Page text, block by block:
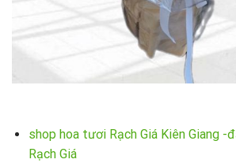
shop hoa tươi Rạch Giá Kiên Giang -
Rạch Giá